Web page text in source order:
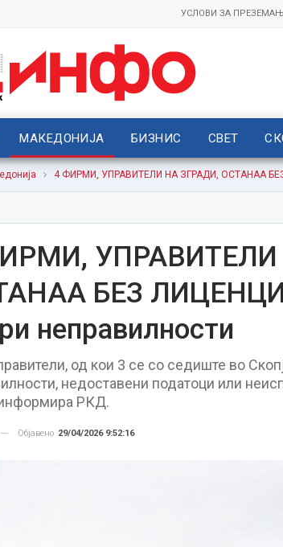
УСЛОВИ ЗА
МАКЕДОНИЈА БИЗНИС СВЕТ
4 ФИРМИ, УПРАВИТЕЛИ НА ЗГРАДИ, ОСТАНАА БЕЗ
БЕЗ ЛИЦЕНЦИ
неправилности
од кои 3 се со седиште во
недоставени податоци или
РКД.
Објавено 29/04/2026 9:52:16